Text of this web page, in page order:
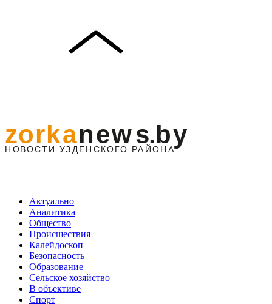
Актуально
Аналитика
Общество
Происшествия
Калейдоскоп
Безопасность
Образование
Сельское хозяйство
В объективе
Спорт